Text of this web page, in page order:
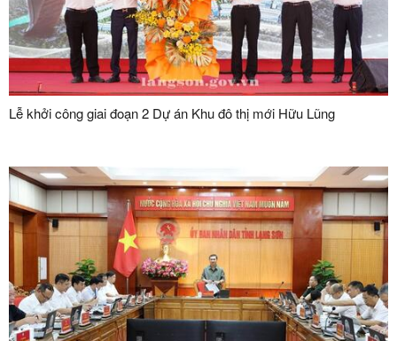
Lễ khởi công giai đoạn 2 Dự án Khu đô thị mới Hữu Lũng